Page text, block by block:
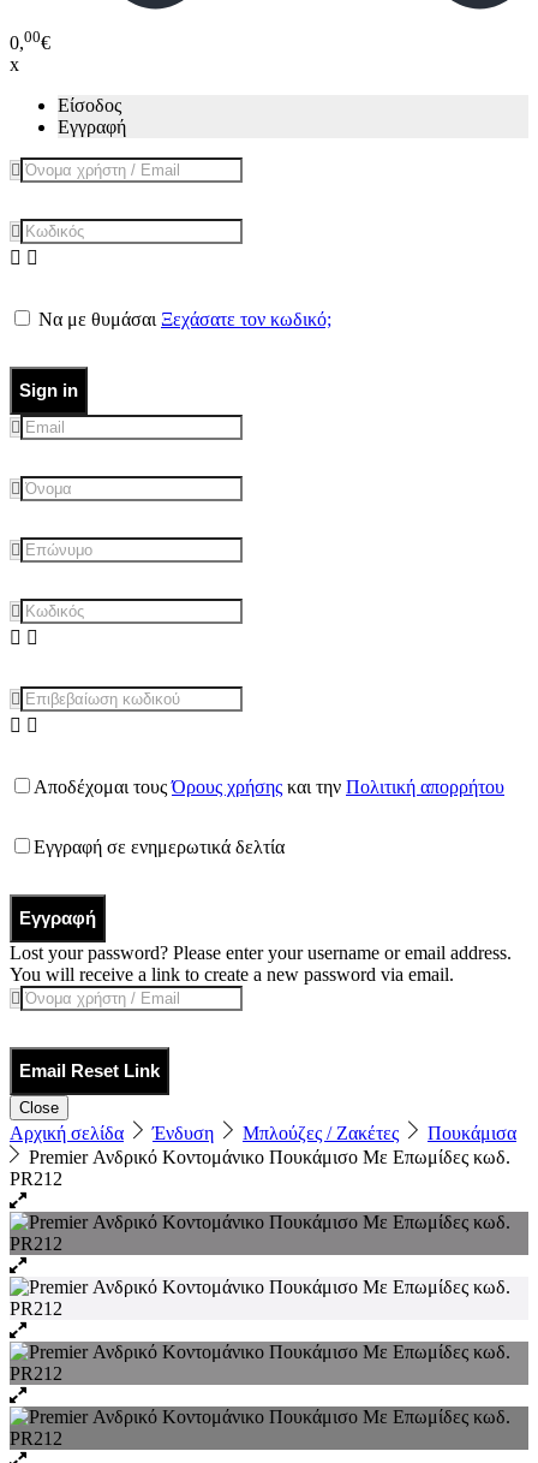
0,00€
x
Είσοδος
Εγγραφή
Να με θυμάσαι Ξεχάσατε τον κωδικό;
Sign in
Αποδέχομαι τουςΌρους χρήσης και την Πολιτική απορρήτου
Εγγραφή σε ενημερωτικά δελτία
Εγγραφή
Lost your password? Please enter your username or email address.
You will receive a link to create a new password via email.
Email Reset Link
Close
Αρχική σελίδα Ένδυση Μπλούζες / Ζακέτες
Πουκάμισα
Premier Ανδρικό Κοντομάνικο Πουκάμισο Με Επωμίδες κωδ.
PR212